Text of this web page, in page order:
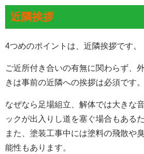
近隣挨拶
4つめのポイントは、 近隣挨拶です。
ご近所付き合いの有無に関わらず、
きは事前の近隣への挨拶は必須です。
なぜなら足場組立、解体では大きな
ックが出入りし道を塞ぐ場合もあるた
また、塗装工事中には塗料の飛散や
能性もあります。